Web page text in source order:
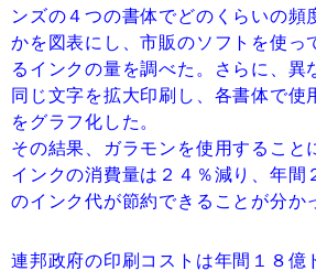
ンズの４つの書体でどのくらいの頻
かを図表にし、市販のソフトを使っ
るインクの量を調べた。さらに、異
同じ文字を拡大印刷し、各書体で使
をグラフ化した。
その結果、ガラモンを使用すること
インクの消費量は２４％減り、年間
のインク代が節約できることが分か
連邦政府の印刷コストは年間１８億